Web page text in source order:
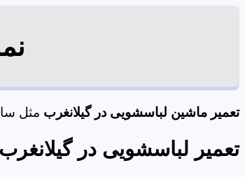
تعمیر ماشین لباسشویی در گیلانغرب مثل
تعمیر لباسشویی در گیلانغرب